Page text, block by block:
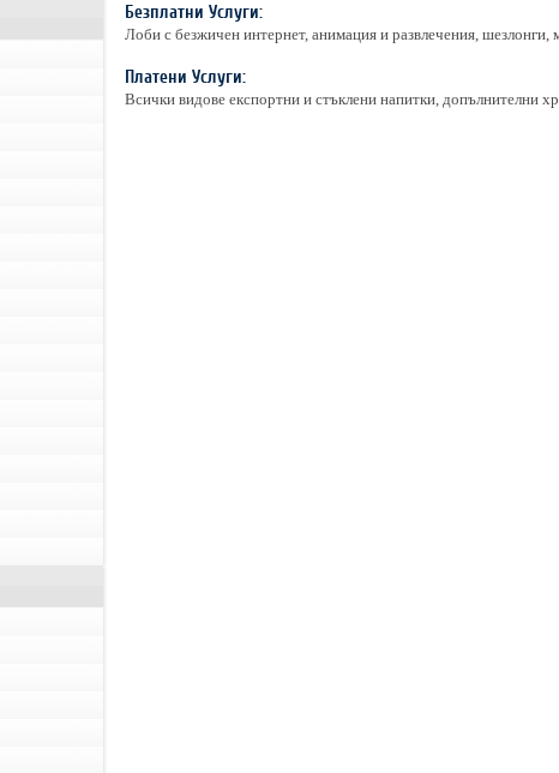
Безплатни Услуги:
Лоби с безжичен интернет, анимация и развлечения,
Платени Услуги:
Всички видове експортни и стъклени напитки, допълнителни